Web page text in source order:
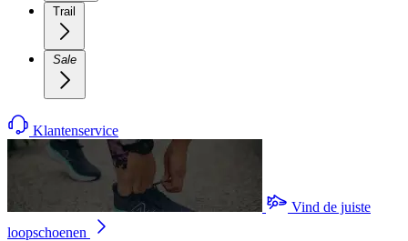
Trail
Sale
Klantenservice
Vind de juiste
loopschoenen